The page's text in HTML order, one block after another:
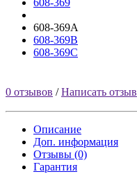
608-369A
608-369B
608-369C
0 отзывов /Написать отзыв
Описание
Доп. информация
Отзывы (0)
Гарантия